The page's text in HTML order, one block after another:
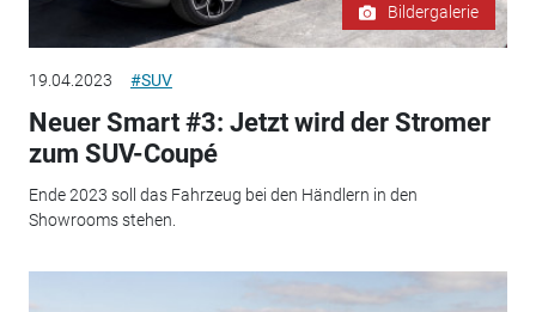
Bildergalerie
19.04.2023 #SUV
Neuer Smart #3: Jetzt wird der Stromer
zum SUV-Coupé
Ende 2023 soll das Fahrzeug bei den Händlern in den
Showrooms stehen.